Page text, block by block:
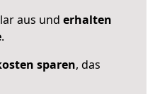
aus und erhalten
.
sparen, das